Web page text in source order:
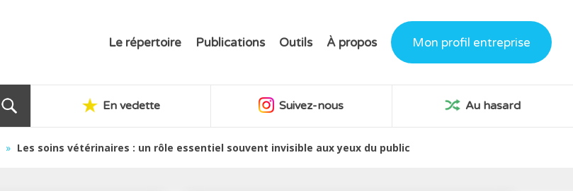
Le répertoire Publications Outils À propos Mon profil entreprise
En vedette Suivez-nous Au hasard
» Les soins vétérinaires : un rôle essentiel souvent invisible aux yeux du public